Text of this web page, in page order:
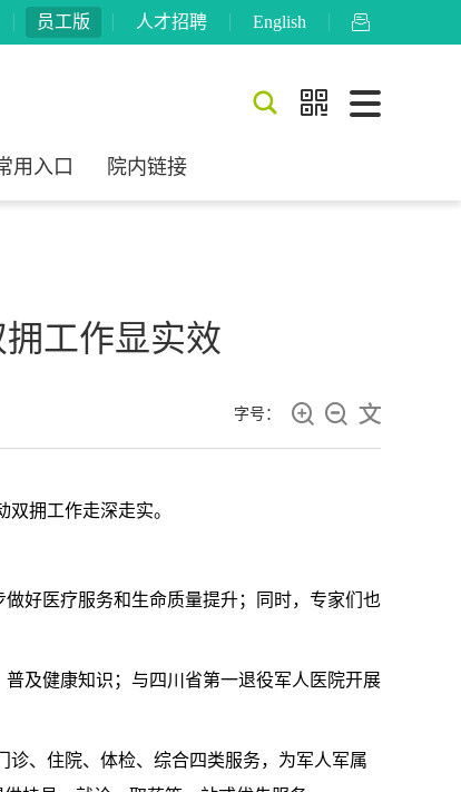
员工版 人才招聘 English 
用入口 院内链接
 
工作显实效
字号：   
拥工作走深走实。
好医疗服务和生命质量提升；同时，专家们也
及健康知识；与四川省第一退役军人医院开展
、住院、体检、综合四类服务，为军人军属